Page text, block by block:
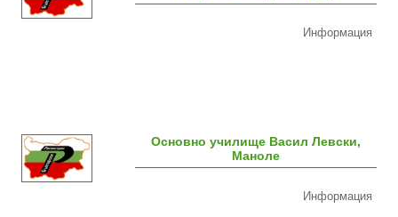
Информация
Основно училище Васил Левски,
Маноле
Информация